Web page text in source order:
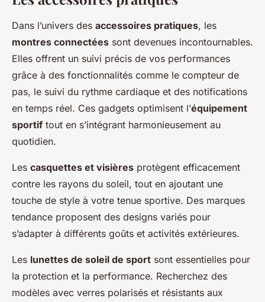
Dans l’univers des accessoires pratiques, les
montres connectées sont devenues incontournables.
Elles offrent un suivi précis de vos performances
grâce à des fonctionnalités comme le compteur de
pas, le suivi du rythme cardiaque et des notifications
en temps réel. Ces gadgets optimisent l’équipement
sportif tout en s’intégrant harmonieusement au
quotidien.
Les casquettes et visières protègent efficacement
contre les rayons du soleil, tout en ajoutant une
touche de style à votre tenue sportive. Des marques
tendance proposent des designs variés pour
s’adapter à différents goûts et activités extérieures.
Les lunettes de soleil de sport sont essentielles pour
la protection et la performance. Recherchez des
modèles avec verres polarisés et résistants aux